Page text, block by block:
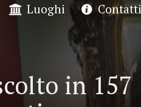
Luoghi Contatti
in 157